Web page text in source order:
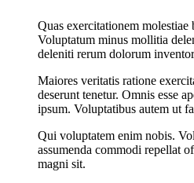
Quas exercitationem
Voluptatum minus mollitia
deleniti rerum dolorum
Maiores veritatis ratione
deserunt tenetur. Omnis esse
ipsum. Voluptatibus autem ut
Qui voluptatem enim nobis.
assumenda commodi repellat
magni sit.